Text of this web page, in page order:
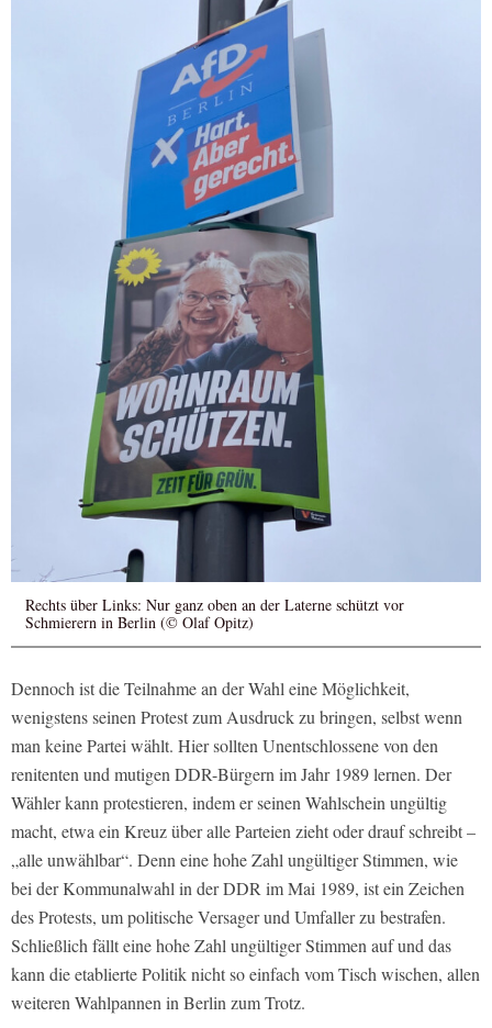
Rechts über Links: Nur ganz oben an der Laterne schützt vor
Schmierern in Berlin (© Olaf Opitz)
Dennoch ist die Teilnahme an der Wahl eine Möglichkeit,
wenigstens seinen Protest zum Ausdruck zu bringen, selbst wenn
man keine Partei wählt. Hier sollten Unentschlossene von den
renitenten und mutigen DDR-Bürgern im Jahr 1989 lernen. Der
Wähler kann protestieren, indem er seinen Wahlschein ungültig
macht, etwa ein Kreuz über alle Parteien zieht oder drauf schreibt –
„alle unwählbar“. Denn eine hohe Zahl ungültiger Stimmen, wie
bei der Kommunalwahl in der DDR im Mai 1989, ist ein Zeichen
des Protests, um politische Versager und Umfaller zu bestrafen.
Schließlich fällt eine hohe Zahl ungültiger Stimmen auf und das
kann die etablierte Politik nicht so einfach vom Tisch wischen, allen
weiteren Wahlpannen in Berlin zum Trotz.